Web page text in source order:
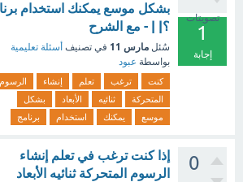
تصويتات
1
إجابة
بشكل موسع يمكنك استخدام
؟| | - مع الشرح
سُئل مارس 11 في تصنيف أسئلة تعليمية
بواسطة عبود
كنت ترغب تعلم إنشاء
الرسوم
المتحركة
ثنائيه الأبعاد
بشكل
موسع
يمكنك استخدام برنامج
0
إذا كنت ترغب في تعلم إنشاء
الرسوم المتحركة ثنائيه الأبعاد